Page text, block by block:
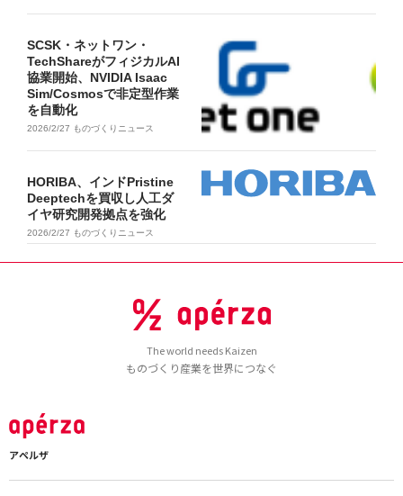
SCSK・ネットワン・
TechShareがフィジカルAI
協業開始、NVIDIA Isaac
Sim/Cosmosで非定型作業
を自動化
2026/2/27 ものづくりニュース
HORIBA、インドPristine
Deeptechを買収し人工ダ
イヤ研究開発拠点を強化
2026/2/27 ものづくりニュース
The world needs Kaizen
ものづくり産業を世界につなぐ
アペルザ